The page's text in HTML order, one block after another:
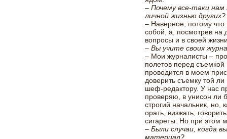
– Почему все-таки
личной жизнью других?
– Наверное, потому
собой, а, посмотрев на
вопросы и в своей
– Вы учите своих
– Мои журналисты –
полетов перед съемкой
проводится в моем
доверить съемку той
шеф-редактору. У нас
проверяю, в унисон ли
строгий начальник, но,
орать, визжать,
сигареты. Но при этом
– Были случаи, когда
материал?